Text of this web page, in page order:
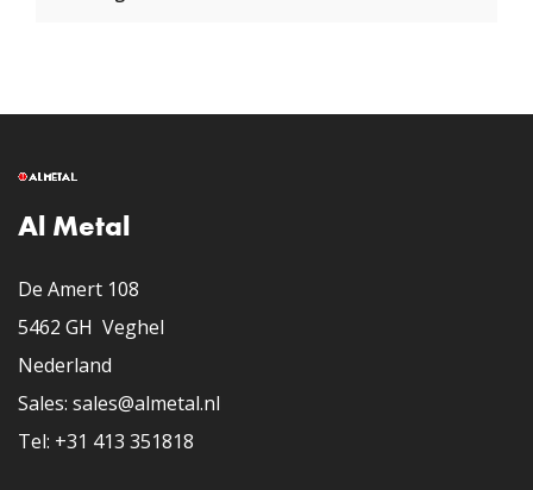
Al Metal
De Amert 108
5462 GH Veghel
Nederland
​Sales: sales@almetal.nl
​Tel: +31 413 351818